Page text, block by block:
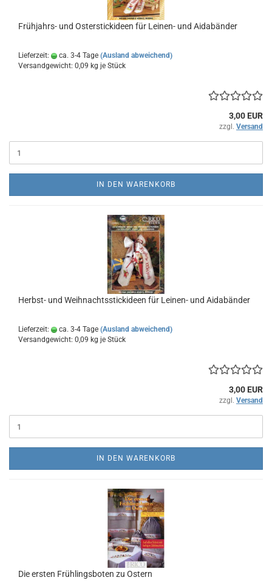
Frühjahrs- und Osterstickideen für Leinen- und Aidabänder
Lieferzeit: ca. 3-4 Tage (Ausland abweichend)
Versandgewicht: 0,09 kg je Stück
3,00 EUR
zzgl. Versand
IN DEN WARENKORB
Herbst- und Weihnachtsstickideen für Leinen- und Aidabänder
Lieferzeit: ca. 3-4 Tage (Ausland abweichend)
Versandgewicht: 0,09 kg je Stück
3,00 EUR
zzgl. Versand
IN DEN WARENKORB
Die ersten Frühlingsboten zu Ostern